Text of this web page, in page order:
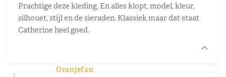
Prachtige deze kleding. En alles klopt, model, kleur,
silhouet, stijl en de sieraden. Klassiek maar dat staat
Catherine heel goed.
Oranjefan